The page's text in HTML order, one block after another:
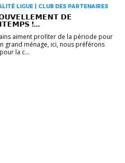
LIGUE | CLUB DES PARTENAIRES
𝗗𝗘
!...
aiment profiter de la période pour
grand ménage, ici, nous préférons
la c...